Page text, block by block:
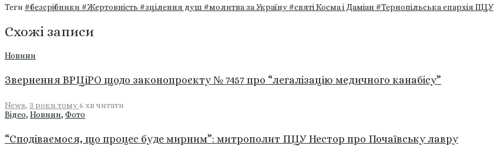
Теги #безсрібники #Жертовність #зцілення душ #молитва за Україну#святі Косма і Даміан #Тернопільська єпархія ПЦУ
Схожі записи
Новини
Звернення ВРЦіРО щодо законопроєкту № 7457 про “легалізацію медичного канабісу”
News, 3 роки тому6 хв читати
Відео, Новини, Фото
“Сподіваємося, що процес буде мирним”: митрополит ПЦУ Нестор про Почаївську лавру